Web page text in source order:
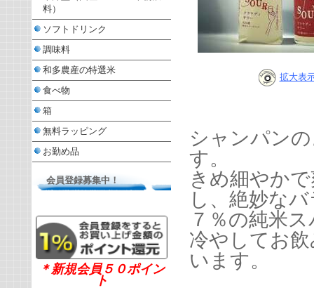
料）
ソフトドリンク
調味料
和多農産の特選米
食べ物
箱
無料ラッピング
お勤め品
会員登録募集中！
＊新規会員５０ポイン
ト
拡大表
シャンパン
す。
きめ細やか
し、絶妙な
７％の純米
冷やしてお
います。